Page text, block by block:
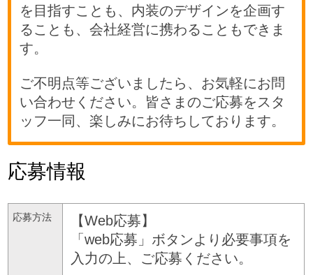
を目指すことも、内装のデザインを企画す
ることも、会社経営に携わることもできま
す。
ご不明点等ございましたら、お気軽にお問
い合わせください。皆さまのご応募をスタ
ッフ一同、楽しみにお待ちしております。
応募情報
応募方法
【Web応募】
「web応募」ボタンより必要事項を
入力の上、ご応募ください。